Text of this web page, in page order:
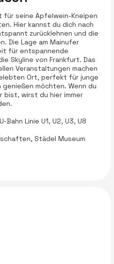
für seine Apfelwein-Kneipen
Hier kannst du dich nach
zurücklehnen und die
Die Lage am Mainufer
für entspannende
Skyline von Frankfurt. Das
Veranstaltungen machen
Ort, perfekt für junge
möchten. Wenn du
bist, wirst du hier immer
Linie U1, U2, U3, U8
Städel Museum